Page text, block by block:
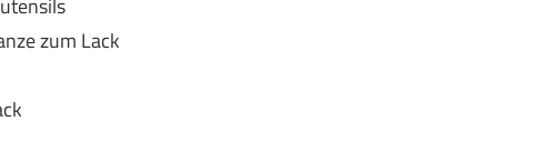
zum Lack